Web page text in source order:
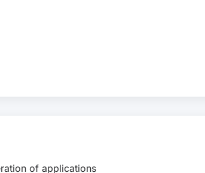
of applications